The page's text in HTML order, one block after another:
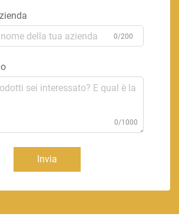
0/200
0/1000
Invia